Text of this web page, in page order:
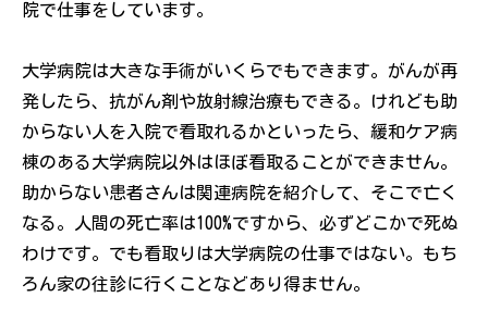
院で仕事をしています。
大学病院は大きな手術がいくらでもできます。がんが再
発したら、抗がん剤や放射線治療もできる。けれども助
からない人を入院で看取れるかといったら、緩和ケア病
棟のある大学病院以外はほぼ看取ることができません。
助からない患者さんは関連病院を紹介して、そこで亡く
なる。人間の死亡率は100%ですから、必ずどこかで死ぬ
わけです。でも看取りは大学病院の仕事ではない。もち
ろん家の往診に行くことなどあり得ません。